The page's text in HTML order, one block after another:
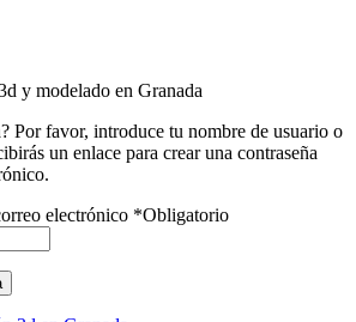
y modelado en Granada
Por favor, introduce tu nombre de usuario o
un enlace para crear una contraseña
electrónico *Obligatorio